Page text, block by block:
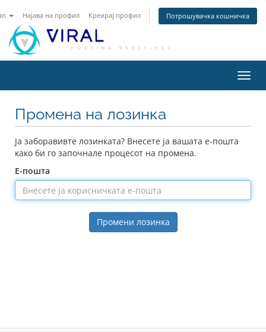
Најава на профил Креирај профил Потрошувачка кошничка
ја
Промена на лозинка
Ја заборавивте лозинката? Внесете ја вашата е-пошта
како би го започнале процесот на промена.
Е-пошта
Промени лозинка